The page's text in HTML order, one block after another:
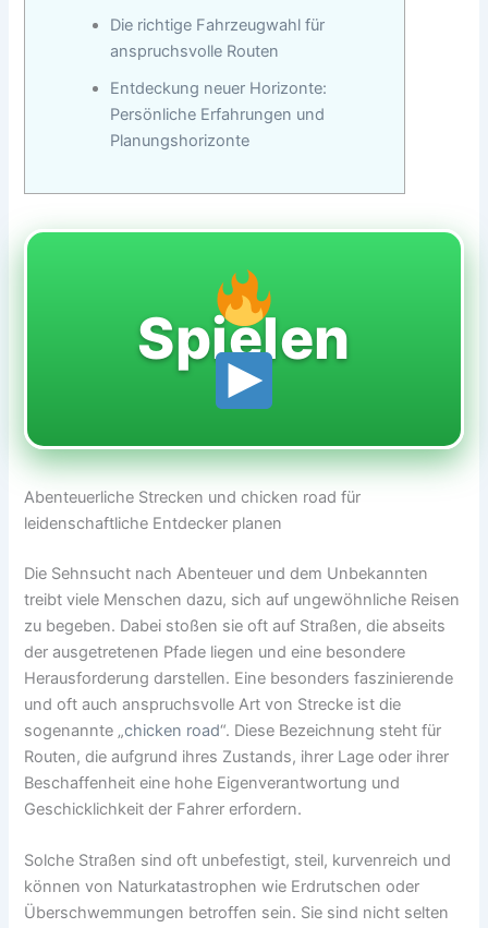
Die richtige Fahrzeugwahl für
anspruchsvolle Routen
Entdeckung neuer Horizonte:
Persönliche Erfahrungen und
Planungshorizonte
Spielen
Abenteuerliche Strecken und chicken road für
leidenschaftliche Entdecker planen
Die Sehnsucht nach Abenteuer und dem Unbekannten
treibt viele Menschen dazu, sich auf ungewöhnliche Reisen
zu begeben. Dabei stoßen sie oft auf Straßen, die abseits
der ausgetretenen Pfade liegen und eine besondere
Herausforderung darstellen. Eine besonders faszinierende
und oft auch anspruchsvolle Art von Strecke ist die
sogenannte „chicken road“. Diese Bezeichnung steht für
Routen, die aufgrund ihres Zustands, ihrer Lage oder ihrer
Beschaffenheit eine hohe Eigenverantwortung und
Geschicklichkeit der Fahrer erfordern.
Solche Straßen sind oft unbefestigt, steil, kurvenreich und
können von Naturkatastrophen wie Erdrutschen oder
Überschwemmungen betroffen sein. Sie sind nicht selten